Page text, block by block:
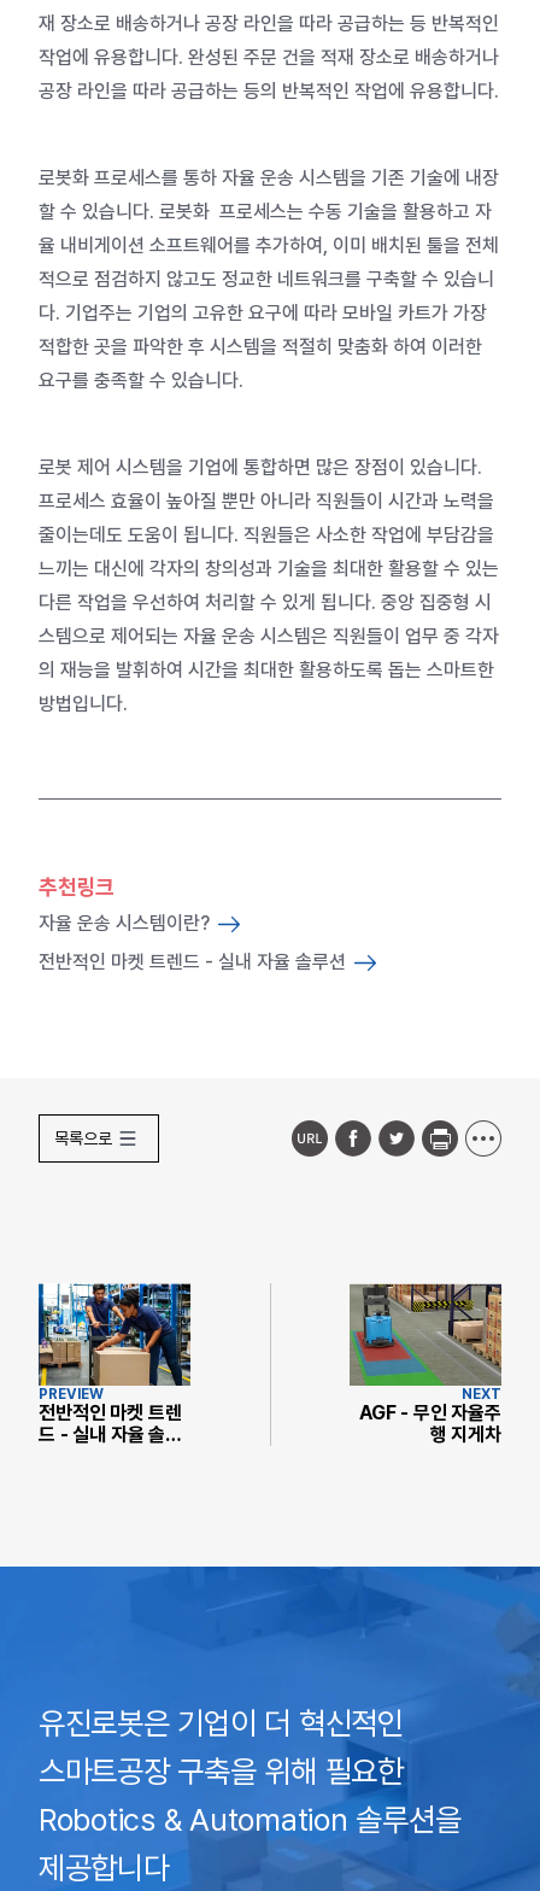
재 장소로 배송하거나 공장 라인을 따라 공급하는 등 반복적인
작업에 유용합니다. 완성된 주문 건을 적재 장소로 배송하거나
공장 라인을 따라 공급하는 등의 반복적인 작업에 유용합니다.
로봇화 프로세스를 통하 자율 운송 시스템을 기존 기술에 내장
할 수 있습니다. 로봇화 프로세스는 수동 기술을 활용하고 자
율 내비게이션 소프트웨어를 추가하여, 이미 배치된 툴을 전체
적으로 점검하지 않고도 정교한 네트워크를 구축할 수 있습니
다. 기업주는 기업의 고유한 요구에 따라 모바일 카트가 가장
적합한 곳을 파악한 후 시스템을 적절히 맞춤화 하여 이러한
요구를 충족할 수 있습니다.
로봇 제어 시스템을 기업에 통합하면 많은 장점이 있습니다.
프로세스 효율이 높아질 뿐만 아니라 직원들이 시간과 노력을
줄이는데도 도움이 됩니다. 직원들은 사소한 작업에 부담감을
느끼는 대신에 각자의 창의성과 기술을 최대한 활용할 수 있는
다른 작업을 우선하여 처리할 수 있게 됩니다. 중앙 집중형 시
스템으로 제어되는 자율 운송 시스템은 직원들이 업무 중 각자
의 재능을 발휘하여 시간을 최대한 활용하도록 돕는 스마트한
방법입니다.
추천링크
자율 운송 시스템이란?
전반적인 마켓 트렌드 - 실내 자율 솔루션
목록으로
전반적인 마켓 트렌
드 - 실내 자율 솔루
PREVIEW
AGF - 무인 자율주
행 지게차
NEXT
유진로봇은 기업이 더 혁신적인
스마트공장 구축을 위해 필요한
Robotics & Automation 솔루션을
제공합니다